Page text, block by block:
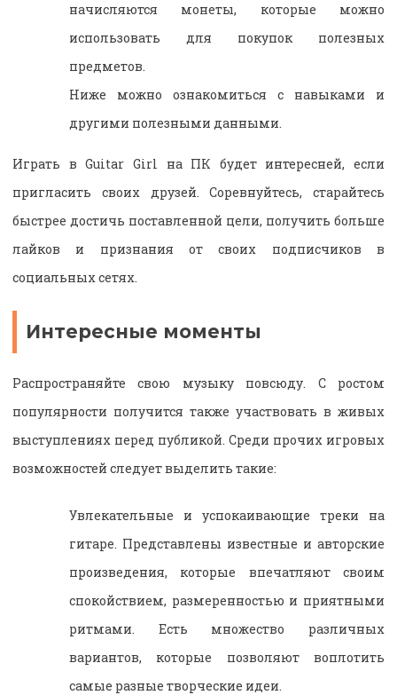
начисляются монеты, которые можно
использовать для покупок полезных
предметов.
Ниже можно ознакомиться с навыками и
другими полезными данными.
Играть в Guitar Girl на ПК будет интересней, если
пригласить своих друзей. Соревнуйтесь, старайтесь
быстрее достичь поставленной цели, получить больше
лайков и признания от своих подписчиков в
социальных сетях.
Интересные моменты
Распространяйте свою музыку повсюду. С ростом
популярности получится также участвовать в живых
выступлениях перед публикой. Среди прочих игровых
возможностей следует выделить такие:
Увлекательные и успокаивающие треки на
гитаре. Представлены известные и авторские
произведения, которые впечатляют своим
спокойствием, размеренностью и приятными
ритмами. Есть множество различных
вариантов, которые позволяют воплотить
самые разные творческие идеи.